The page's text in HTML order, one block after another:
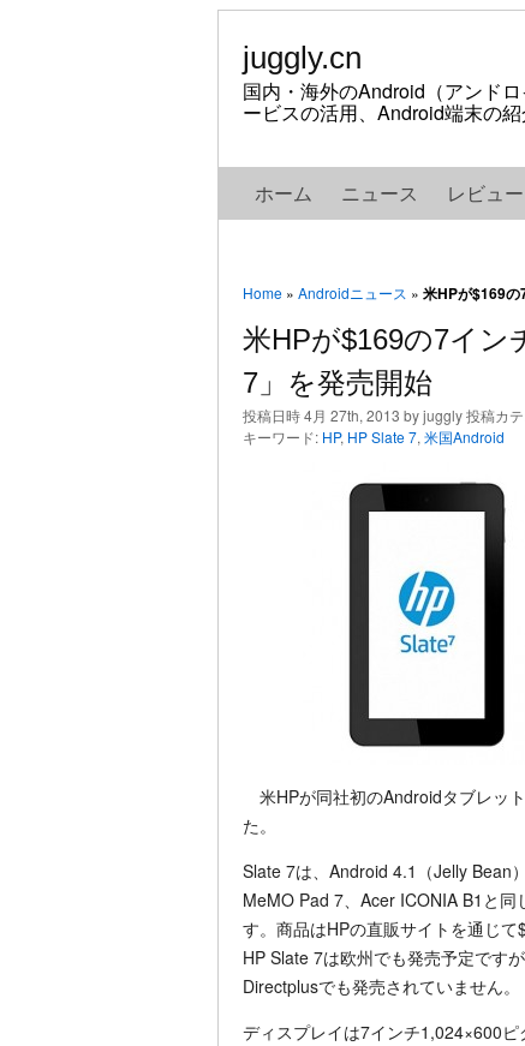
juggly.cn
国内・海外のAndroid（アンド
ービスの活用、Android端末の
ホーム ニュース レビュー
Home » Androidニュース » 米HPが$169
米HPが$169の7イン
7」を発売開始
投稿日時 4月 27th, 2013 by juggly 投稿カ
キーワード: HP, HP Slate 7, 米国Android
米HPが同社初のAndroidタブレッ
た。
Slate 7は、Android 4.1（Jelly Bean
MeMO Pad 7、Acer ICONIA B1と
す。商品はHPの直販サイトを通じ
HP Slate 7は欧州でも発売予定です
Directplusでも発売されていません。
ディスプレイは7インチ1,024×600